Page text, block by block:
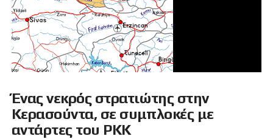
Ένας νεκρός στρατιώτης στην
Κερασούντα, σε συμπλοκές με
αντάρτες του ΡΚΚ